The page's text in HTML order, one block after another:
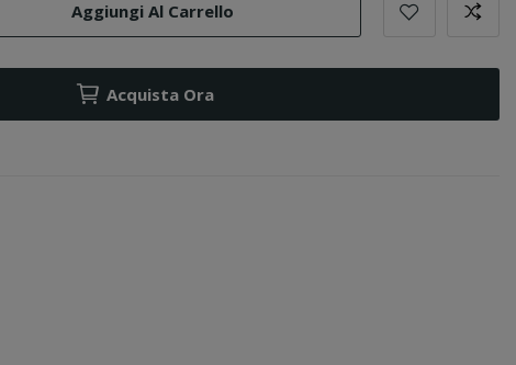
Aggiungi Al Carrello
Acquista Ora